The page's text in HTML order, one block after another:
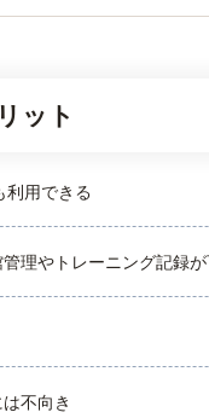
ット
利用できる
理やトレーニング記録
不向き